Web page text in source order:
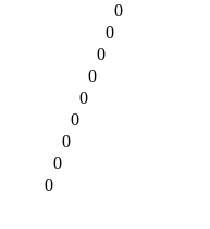
0
0
0
0
0
0
0
0
0